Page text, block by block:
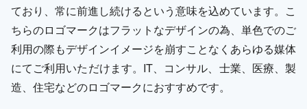
ており、常に前進し続けるという意味を込めています。こ
ちらのロゴマークはフラットなデザインの為、単色でのご
利用の際もデザインイメージを崩すことなくあらゆる媒体
にてご利用いただけます。IT、コンサル、士業、医療、製
造、住宅などのロゴマークにおすすめです。